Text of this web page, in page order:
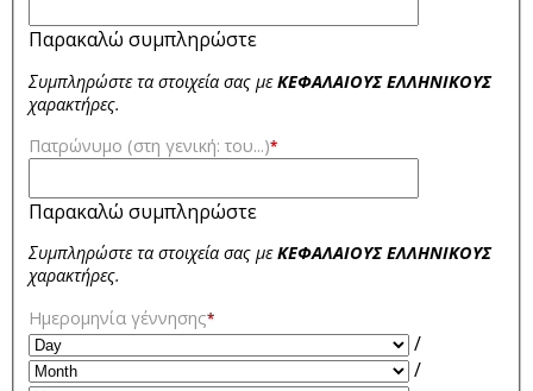
Παρακαλώ συμπληρώστε
Συμπληρώστε τα στοιχεία σας μεΚΕΦΑΛΑΙΟΥΣ ΕΛΛΗΝΙΚΟΥΣ
χαρακτήρες.
Πατρώνυμο (στη γενική: του...)*
Παρακαλώ συμπληρώστε
Συμπληρώστε τα στοιχεία σας μεΚΕΦΑΛΑΙΟΥΣ ΕΛΛΗΝΙΚΟΥΣ
χαρακτήρες.
Ημερομηνία γέννησης*
/
/